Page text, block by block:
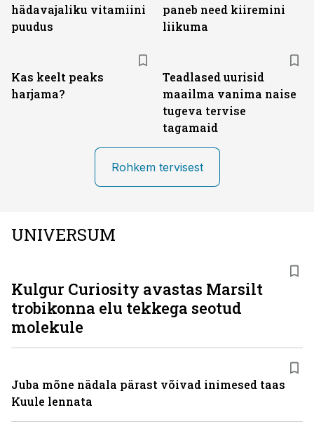
hädavajaliku vitamiini
puudus
paneb need kiiremini
liikuma
Kas keelt peaks
harjama?
Teadlased uurisid
maailma vanima naise
tugeva tervise
tagamaid
Rohkem tervisest
UNIVERSUM
Kulgur Curiosity avastas Marsilt
trobikonna elu tekkega seotud
molekule
Juba mõne nädala pärast võivad inimesed taas
Kuule lennata